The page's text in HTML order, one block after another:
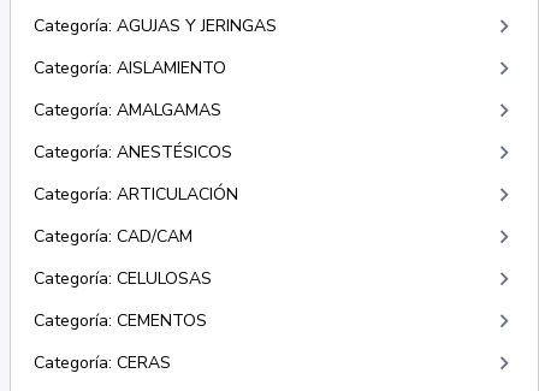
Categoría: AGUJAS Y JERINGAS keyboard_arrow_right
Categoría: AISLAMIENTO keyboard_arrow_right
Categoría: AMALGAMAS keyboard_arrow_right
Categoría: ANESTÉSICOS keyboard_arrow_right
Categoría: ARTICULACIÓN keyboard_arrow_right
Categoría: CAD/CAM keyboard_arrow_right
Categoría: CELULOSAS keyboard_arrow_right
Categoría: CEMENTOS keyboard_arrow_right
Categoría: CERAS keyboard_arrow_right